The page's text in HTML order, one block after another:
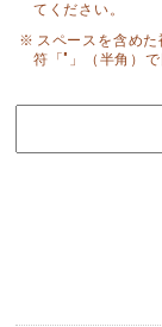
てください。
スペースを含め
符「"」（半角）で